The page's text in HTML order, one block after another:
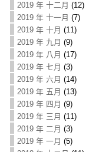
2019 年 十二月 (12)
2019 年 十一月 (7)
2019 年 十月 (11)
2019 年 九月 (9)
2019 年 八月 (17)
2019 年 七月 (3)
2019 年 六月 (14)
2019 年 五月 (13)
2019 年 四月 (9)
2019 年 三月 (11)
2019 年 二月 (3)
2019 年 一月 (5)